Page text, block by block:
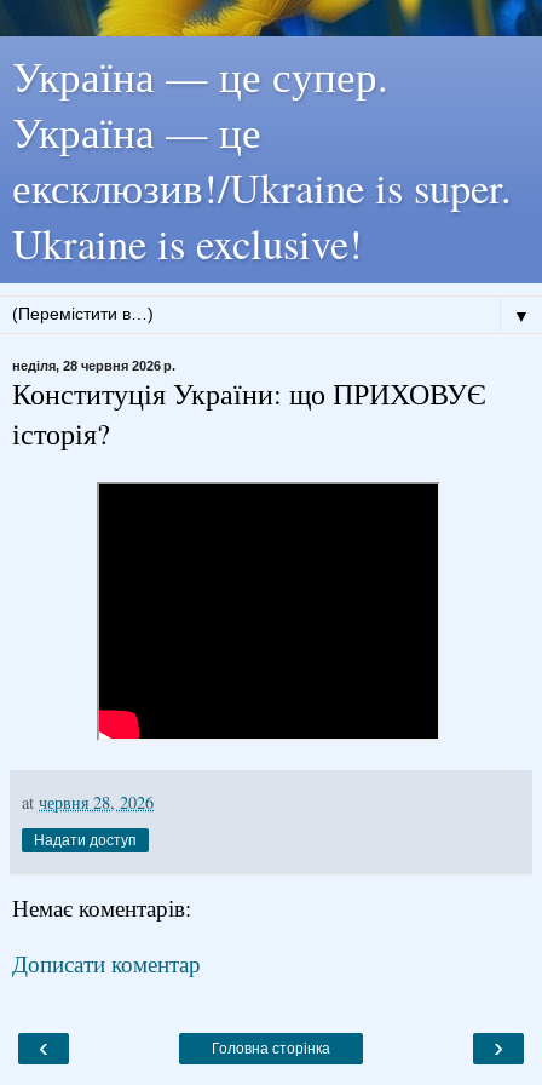
Україна — це супер.
Україна — це
ексклюзив!/Ukraine is super.
Ukraine is exclusive!
▼
неділя, 28 червня 2026 р.
Конституція України: що ПРИХОВУЄ
історія?
at червня 28, 2026
Надати доступ
Немає коментарів:
Дописати коментар
‹ ›
Головна сторінка